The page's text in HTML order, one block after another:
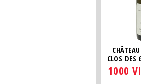
CLOS DES
1000